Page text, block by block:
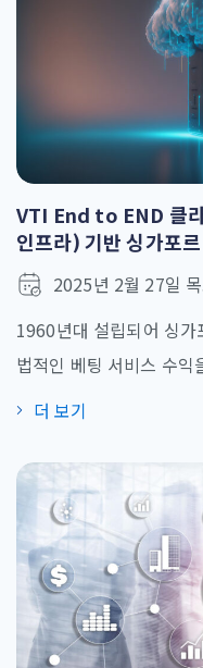
VTI End to END 클
인프라) 기반 싱가포
2025년 2월 27일
1960년대 설립되어 싱
법적인 베팅 서비스 수익
용하고 있습니다. 오랜 기
프레미스 인프라의 확장
림돌이 될 수 있다고 판
고 AWS 클라우드 기반
더 보기